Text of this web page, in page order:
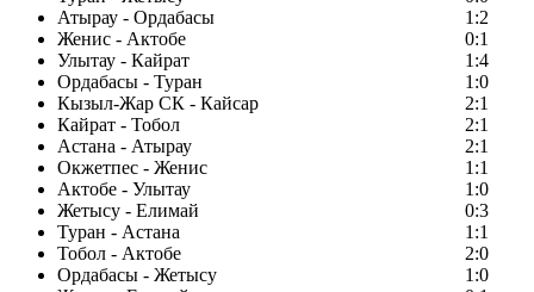
Атырау - Ордабасы
1:2
Женис - Актобе
0:1
Улытау - Кайрат
1:4
Ордабасы - Туран
1:0
Кызыл-Жар СК - Кайсар
2:1
Кайрат - Тобол
2:1
Астана - Атырау
2:1
Окжетпес - Женис
1:1
Актобе - Улытау
1:0
Жетысу - Елимай
0:3
Туран - Астана
1:1
Тобол - Актобе
2:0
Ордабасы - Жетысу
1:0